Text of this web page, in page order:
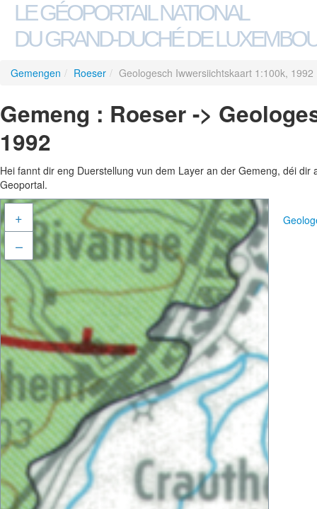
LE GÉOPORTAIL NATIONAL
DU GRAND-DUCHÉ DE
Gemengen / Roeser / Geologesch Iwwersiichtskaart 1:100k, 1992
Gemeng : Roeser ->
1992
Hei fannt dir eng Duerstellung vun dem Layer an der Gemeng, déi
Geoportal.
+
–